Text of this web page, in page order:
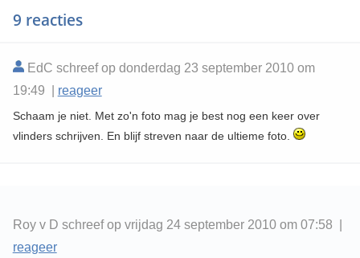
9 reacties
EdC schreef op donderdag 23 september 2010 om
19:49 | reageer
Schaam je niet. Met zo'n foto mag je best nog een keer over
vlinders schrijven. En blijf streven naar de ultieme foto.
Roy v D schreef op vrijdag 24 september 2010 om 07:58 |
reageer